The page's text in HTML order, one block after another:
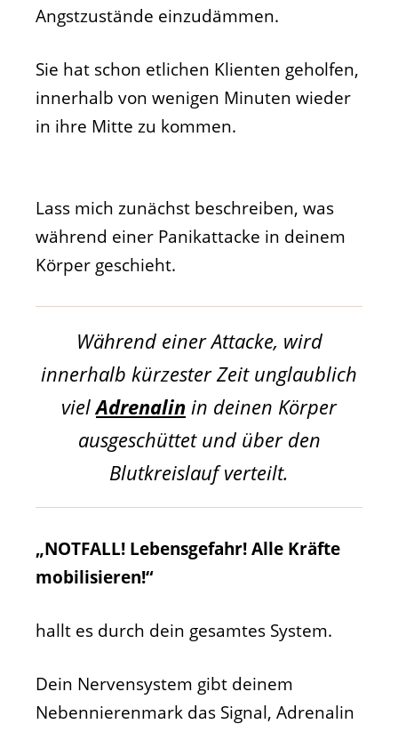
Angstzustände einzudämmen.
Sie hat schon etlichen Klienten geholfen,
innerhalb von wenigen Minuten wieder
in ihre Mitte zu kommen.
Lass mich zunächst beschreiben, was
während einer Panikattacke in deinem
Körper geschieht.
Während einer Attacke, wird
innerhalb kürzester Zeit unglaublich
vielAdrenalin in deinen Körper
ausgeschüttet und über den
Blutkreislauf verteilt.
„NOTFALL! Lebensgefahr! Alle Kräfte
mobilisieren!“
hallt es durch dein gesamtes System.
Dein Nervensystem gibt deinem
Nebennierenmark das Signal, Adrenalin